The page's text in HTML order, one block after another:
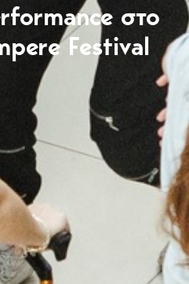
στο
Festival